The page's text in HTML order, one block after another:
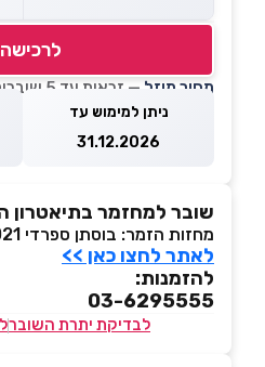
מחיר מוזל — זכאות עד 5 שוברים לחודש קלנדרי
ניתן למימוש עד
31.12.2026
שובר למחזמר בתיאטרון
מחזות הזמר: בוסתן ספרדי 2021, קזבלן
לאתר לחצו כאן >>
להזמנות:
03-6295555
לבדיקת יתרת השובר